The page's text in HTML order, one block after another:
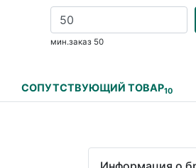
мин.заказ 50
СОПУТСТВУЮЩИЙ ТОВАР10